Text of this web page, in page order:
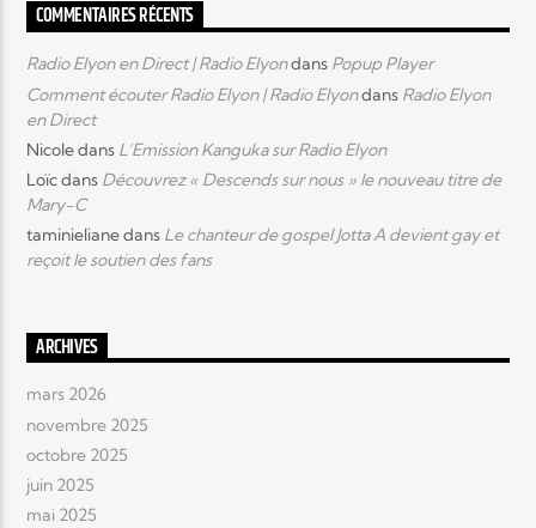
COMMENTAIRES RÉCENTS
Radio Elyon en Direct | Radio Elyondans Popup Player
Comment écouter Radio Elyon | Radio Elyondans Radio Elyon
en Direct
Nicoledans L’Emission Kanguka sur Radio Elyon
Loïcdans Découvrez « Descends sur nous » le nouveau titre de
Mary-C
taminielianedans Le chanteur de gospel Jotta A devient gay et
reçoit le soutien des fans
ARCHIVES
mars 2026
novembre 2025
octobre 2025
juin 2025
mai 2025